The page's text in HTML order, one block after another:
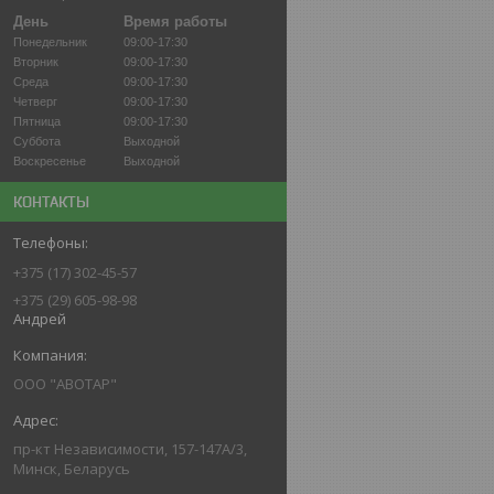
День
Время работы
Понедельник
09:00-17:30
Вторник
09:00-17:30
Среда
09:00-17:30
Четверг
09:00-17:30
Пятница
09:00-17:30
Суббота
Выходной
Воскресенье
Выходной
КОНТАКТЫ
+375 (17) 302-45-57
+375 (29) 605-98-98
Андрей
ООО "АВОТАР"
пр-кт Независимости, 157-147А/3,
Минск, Беларусь